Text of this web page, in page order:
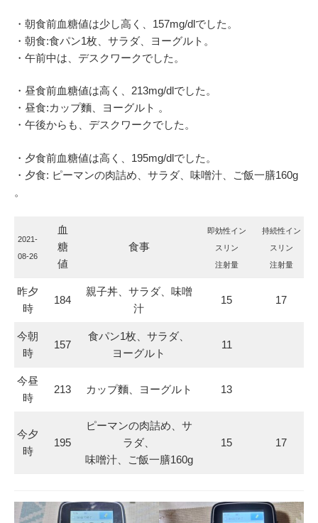
・朝食前血糖値は少し高く、157mg/dlでした。
・朝食:食パン1枚、サラダ、ヨーグルト。
・午前中は、デスクワークでした。
・昼食前血糖値は高く、213mg/dlでした。
・昼食:カップ麵、ヨーグルト 。
・午後からも、デスクワークでした。
・夕食前血糖値は高く、195mg/dlでした。
・夕食: ピーマンの肉詰め、サラダ、味噌汁、ご飯一膳160g
。
2021-
08-26
血
糖
値
食事
即効性イン
スリン
注射量
持続性イン
スリン
注射量
昨夕
時
184
親子丼、サラダ、味噌
汁
15 17
今朝
時
157
食パン1枚、サラダ、
ヨーグルト
11
今昼
時
213 カップ麵、ヨーグルト 13
今夕
時
195
ピーマンの肉詰め、サ
ラダ、
味噌汁、ご飯一膳160g
15 17